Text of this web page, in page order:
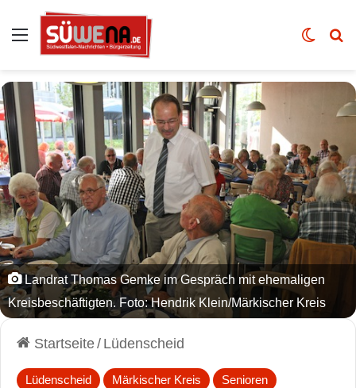
Auswahl Skin
Landrat Thomas Gemke im Gespräch mit ehemaligen
Kreisbeschäftigten. Foto: Hendrik Klein/Märkischer Kreis
Startseite/ Lüdenscheid
Lüdenscheid Märkischer Kreis Senioren